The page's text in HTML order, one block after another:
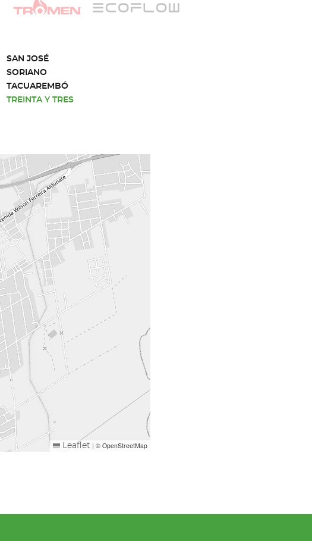
SAN JOSÉ
SORIANO
TACUAREMBÓ
TREINTA Y TRES
Leaflet | © OpenStreetMap